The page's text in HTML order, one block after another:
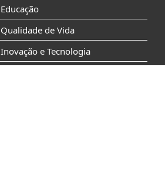
Educação
Qualidade de Vida
Inovação e Tecnologia